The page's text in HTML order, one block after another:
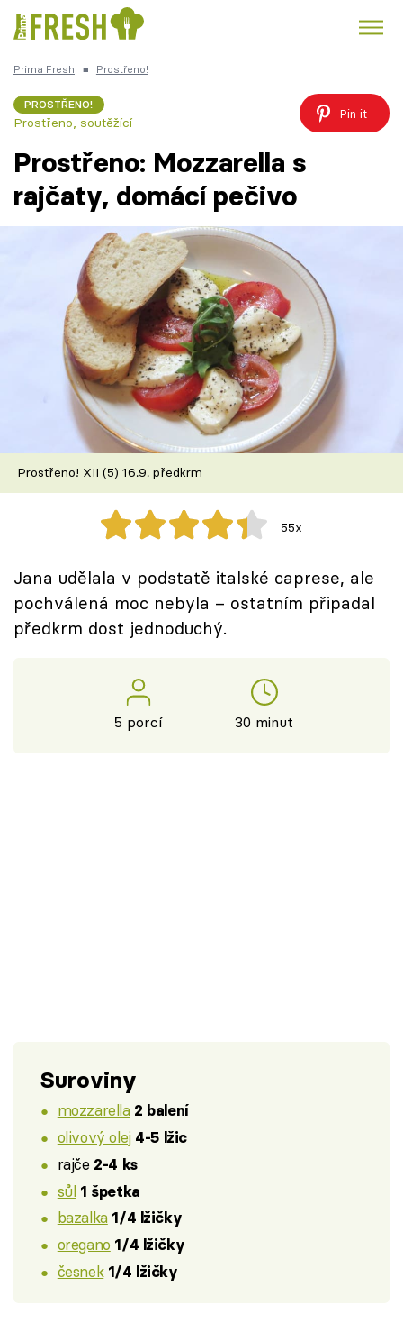
Česká kuchyně
Témata
Recepty
Články
TV Program
Škola vaření
Recepty z TV
Speciál: Cuketa
Sledujte prima+
Prima Fresh ■ Prostřeno!
PROSTŘENO!
Prostřeno, soutěžící
Pin it
Prostřeno: Mozzarella s
rajčaty, domácí pečivo
Prostřeno! XII (5) 16.9. předkrm
55x
Jana udělala v podstatě italské caprese, ale
pochválená moc nebyla – ostatním připadal
předkrm dost jednoduchý.
5 porcí 30 minut
Suroviny
mozzarella 2 balení
olivový olej 4-5 lžic
rajče 2-4 ks
sůl 1 špetka
bazalka 1/4 lžičky
oregano 1/4 lžičky
česnek 1/4 lžičky